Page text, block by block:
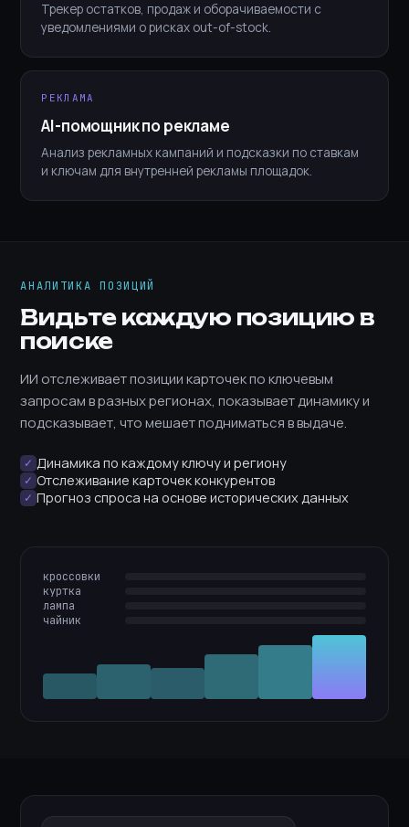
Трекер остатков, продаж и оборачиваемости с
уведомлениями о рисках out-of-stock.
РЕКЛАМА
AI-помощник по рекламе
Анализ рекламных кампаний и подсказки по ставкам
и ключам для внутренней рекламы площадок.
АНАЛИТИКА ПОЗИЦИЙ
Видьте каждую позицию в
поиске
ИИ отслеживает позиции карточек по ключевым
запросам в разных регионах, показывает динамику и
подсказывает, что мешает подниматься в выдаче.
✓ Динамика по каждому ключу и региону
✓ Отслеживание карточек конкурентов
✓ Прогноз спроса на основе исторических данных
кроссовки
куртка
лампа
чайник